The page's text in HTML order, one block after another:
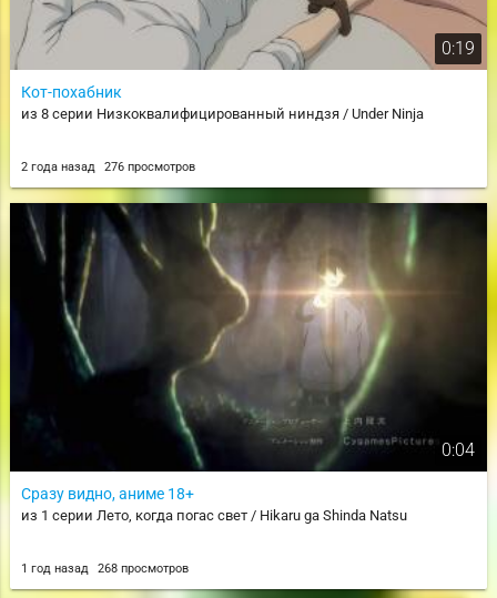
0:19
Кот-похабник
из 8 серии Низкоквалифицированный ниндзя / Under Ninja
2 года назад 276 просмотров
0:04
Сразу видно, аниме 18+
из 1 серии Лето, когда погас свет / Hikaru ga Shinda Natsu
1 год назад 268 просмотров